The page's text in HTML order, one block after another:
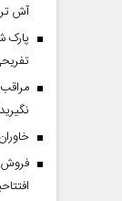
آش
پارک
راوی حقیقتِ آرامش‌